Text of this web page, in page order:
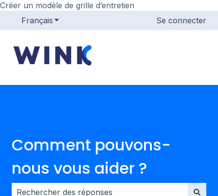
Créer un modèle de grille d’entretien
Français Afficher le sous-menu pour les traductions
Se connecter
Comment pouvons-
nous vous aider ?